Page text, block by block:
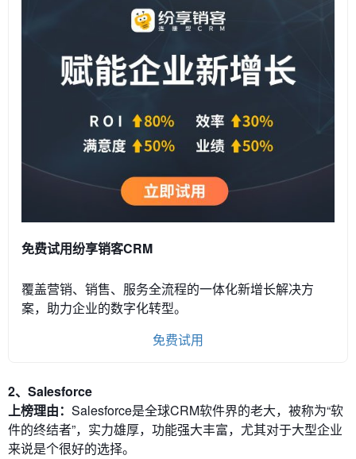
免费试用纷享销客CRM
覆盖营销、销售、服务全流程的一体化新增长解决方
案，助力企业的数字化转型。
免费试用
2、Salesforce
上榜理由： Salesforce是全球CRM软件界的老大，被称为“软
件的终结者”，实力雄厚，功能强大丰富，尤其对于大型企业
来说是个很好的选择。